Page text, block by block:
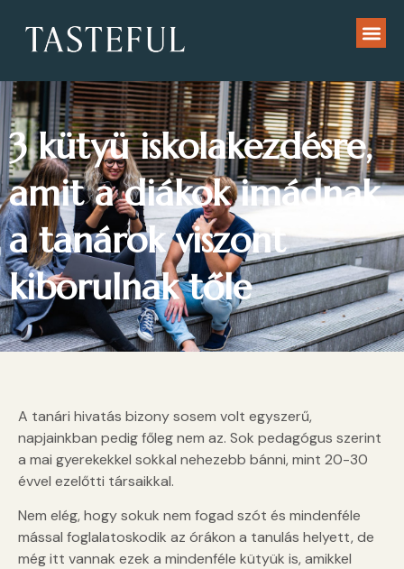
3 kütyü iskolakezdésre,
amit a diákok imádnak,
a tanárok viszont
kiborulnak tőle
A tanári hivatás bizony sosem volt egyszerű,
napjainkban pedig főleg nem az. Sok pedagógus szerint
a mai gyerekekkel sokkal nehezebb bánni, mint 20-30
évvel ezelőtti társaikkal.
Nem elég, hogy sokuk nem fogad szót és mindenféle
mással foglalatoskodik az órákon a tanulás helyett, de
még itt vannak ezek a mindenféle kütyük is, amikkel